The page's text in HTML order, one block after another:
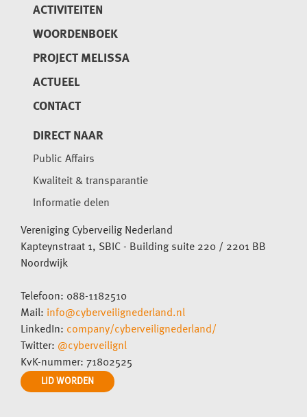
ACTIVITEITEN
WOORDENBOEK
PROJECT MELISSA
ACTUEEL
CONTACT
DIRECT NAAR
Public Affairs
Kwaliteit & transparantie
Informatie delen
Vereniging Cyberveilig Nederland
Kapteynstraat 1, SBIC - Building suite 220 / 2201 BB
Noordwijk
Telefoon: 088-1182510
Mail: info@cyberveilignederland.nl
LinkedIn: company/cyberveilignederland/
Twitter: @cyberveilignl
KvK-nummer: 71802525
LID WORDEN